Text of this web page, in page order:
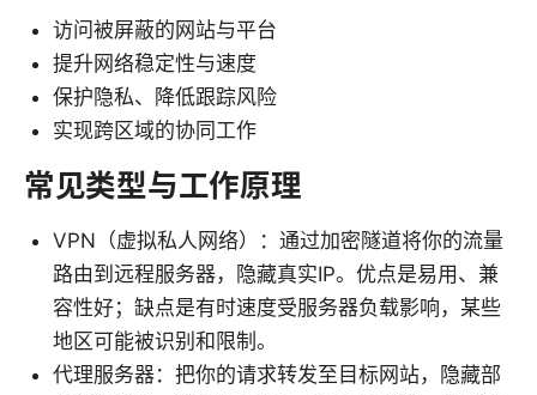
访问被屏蔽的网站与平台
提升网络稳定性与速度
保护隐私、降低跟踪风险
实现跨区域的协同工作
常见类型与工作原理
VPN（虚拟私人网络）：通过加密隧道将你的流量
路由到远程服务器，隐藏真实IP。优点是易用、兼
容性好；缺点是有时速度受服务器负载影响，某些
地区可能被识别和限制。
代理服务器：把你的请求转发至目标网站，隐藏部